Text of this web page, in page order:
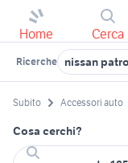
Home Cerca
Ricerche nissan
Subito Accessori auto
Cosa cerchi?